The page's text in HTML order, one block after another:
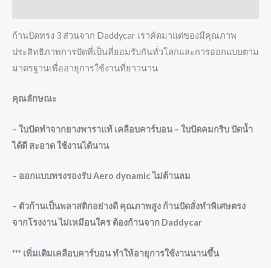
ก้านปัดทรง 3 ส่วนจาก Daddycar เราคัดมาแต่ของมีคุณภาพ
ประสิทธิภาพการปัดที่เป็นที่ยอมรับกันทั่วโลกและการออกแบบตาม
มาตรฐานเพื่ออายุการใช้งานที่ยาวนาน
คุณลักษณะ
– ใบปัดทำจากยางพาราแท้ เคลือบคาร์บอน – ใบปัดคมกริบ ปัดน้ำ
ได้ดี สะอาด ใช้งานได้นาน
– ออกแบบทรงรองรับ Aero dynamic ไม่ต้านลม
– ตัวก้านเป็นพลาสติกอย่างดี คุณภาพสูง ก้านปัดสั่งทำพิเศษตรง
จากโรงงาน ไม่เหมือนใคร ต้องก้านจาก Daddycar
*** เพิ่มเติมเคลือบคาร์บอน ทำให้อายุการใช้งานนานขึ้น